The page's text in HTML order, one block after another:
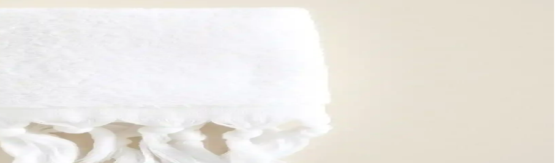
Renk, desen ve malzeme seçenekleriyle yaşam alanlarınızı kişiselleştirin ve dekoratif detaylarla fark yaratın.
ile Konfor Sunar
Türk Motifleriyle Estetik ve Fonksiyonel Tasarım
tasarımı ve çok renkli motifleriyle estetik ve fonksiyonel kullanım sunar, çeşitli alanlarda tercih edilir.
Otantik Tasarım ile Şıklık Sunar